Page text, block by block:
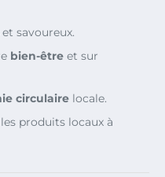
et savoureux.
bien-être et sur
circulaire locale.
produits locaux à